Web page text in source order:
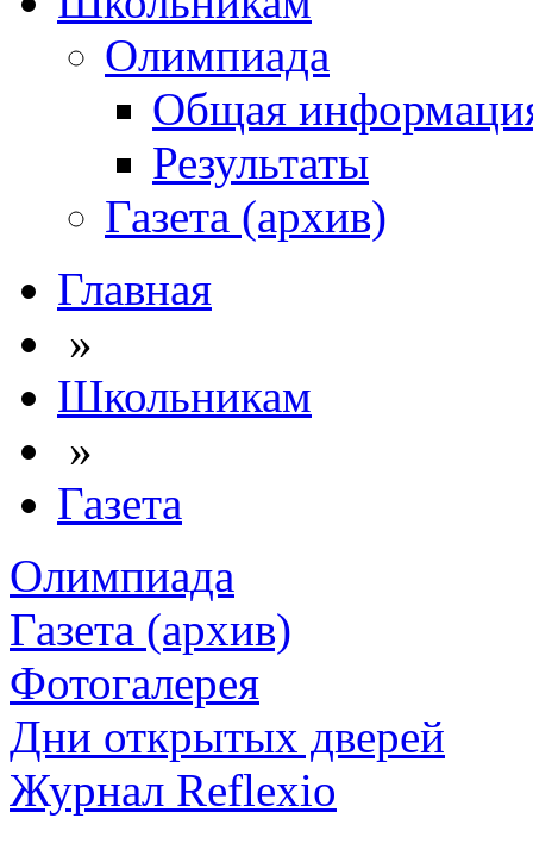
Олимпиада
Общая
Результаты
Газета (архив)
Главная
»
Школьникам
»
Газета
Олимпиада
Газета (архив)
Фотогалерея
Дни открытых дверей
Журнал Reflexio